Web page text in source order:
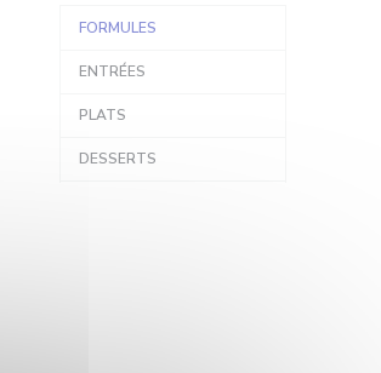
FORMULES
ENTRÉES
PLATS
DESSERTS